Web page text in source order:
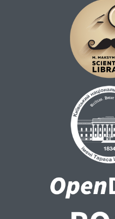
відмінності у
спілкування між цими
Р е з у л ь т а т и .
Євхаристія відіграє
підтриманні та
між помісними
висловлюють взаємне
сприяє збереженню
християнських громад
адміністративних або
виклики, такі як різні
та культурні
екуменічні зусилля.
спільне євхаристійне
залишається
відновлення єдності